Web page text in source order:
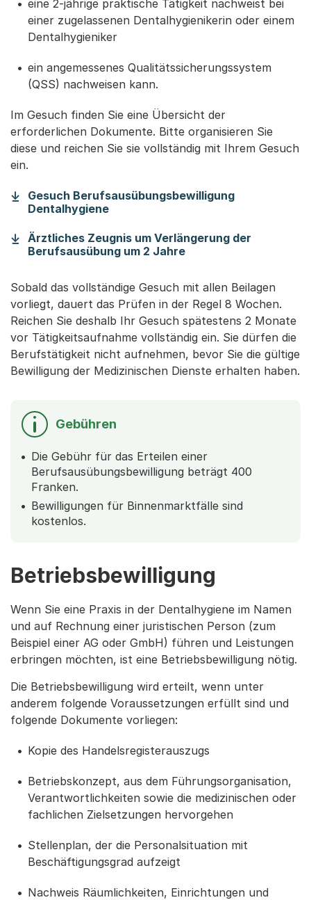
eine 2-jährige praktische Tätigkeit nachweist bei
einer zugelassenen Dentalhygienikerin oder einem
Dentalhygieniker
ein angemessenes Qualitätssicherungssystem
(QSS) nachweisen kann.
Im Gesuch finden Sie eine Übersicht der
erforderlichen Dokumente. Bitte organisieren Sie
diese und reichen Sie sie vollständig mit Ihrem Gesuch
ein.
Gesuch Berufsausübungsbewilligung
Dentalhygiene(Startet einen Download)
Ärztliches Zeugnis um Verlängerung der
Berufsausübung um 2 Jahre(Startet einen
Sobald das vollständige Gesuch mit allen Beilagen
vorliegt, dauert das Prüfen in der Regel 8 Wochen.
Reichen Sie deshalb Ihr Gesuch spätestens 2 Monate
vor Tätigkeitsaufnahme vollständig ein. Sie dürfen die
Berufstätigkeit nicht aufnehmen, bevor Sie die gültige
Bewilligung der Medizinischen Dienste erhalten haben.
Gebühren
Die Gebühr für das Erteilen einer
Berufsausübungsbewilligung beträgt 400
Franken.
Bewilligungen für Binnenmarktfälle sind
kostenlos.
Betriebsbewilligung
Wenn Sie eine Praxis in der Dentalhygiene im Namen
und auf Rechnung einer juristischen Person (zum
Beispiel einer AG oder GmbH) führen und Leistungen
erbringen möchten, ist eine Betriebsbewilligung nötig.
Die Betriebsbewilligung wird erteilt, wenn unter
anderem folgende Voraussetzungen erfüllt sind und
folgende Dokumente vorliegen:
Kopie des Handelsregisterauszugs
Betriebskonzept, aus dem Führungsorganisation,
Verantwortlichkeiten sowie die medizinischen oder
fachlichen Zielsetzungen hervorgehen
Stellenplan, der die Personalsituation mit
Beschäftigungsgrad aufzeigt
Nachweis Räumlichkeiten, Einrichtungen und